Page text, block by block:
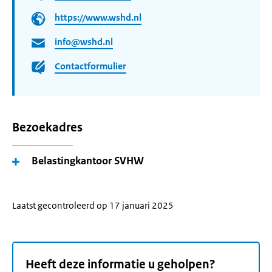
https://www.wshd.nl
info@wshd.nl
Contactformulier
Bezoekadres
Belastingkantoor SVHW
Laatst gecontroleerd op 17 januari 2025
Heeft deze informatie u geholpen?